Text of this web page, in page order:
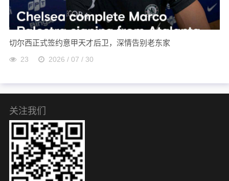
切尔西正式签约意甲天才后卫，深情告别老东家
23 2026 / 07 / 30
关注我们